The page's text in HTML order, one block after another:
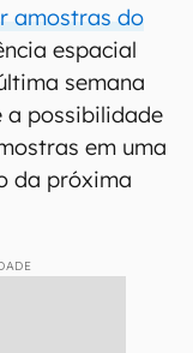
amostras do
espacial
semana
a possibilidade
em uma
da próxima